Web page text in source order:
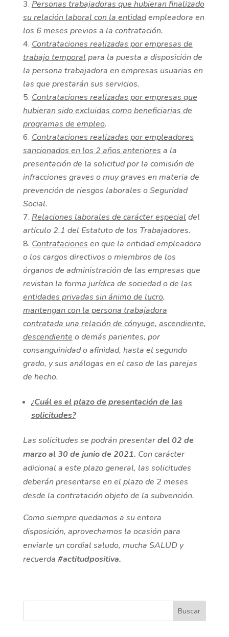
Personas trabajadoras que hubieran finalizado
su relación laboral con la entidadempleadora en
los 6 meses previos a la contratación.
Contrataciones realizadas por empresas de
trabajo temporal para la puesta a disposición de
la persona trabajadora en empresas usuarias en
las que prestarán sus servicios.
Contrataciones realizadas por empresas que
hubieran sido excluidas como beneficiarias de
programas de empleo.
Contrataciones realizadas por empleadores
sancionados en los 2 años anteriores a la
presentación de la solicitud por la comisión de
infracciones graves o muy graves en materia de
prevención de riesgos laborales o Seguridad
Social.
Relaciones laborales de carácter especial del
artículo 2.1 del Estatuto de los Trabajadores.
Contrataciones en que la entidad empleadora
o los cargos directivos o miembros de los
órganos de administración de las empresas que
revistan la forma jurídica de sociedad ode las
entidades privadas sin ánimo de lucro,
mantengan con la persona trabajadora
contratada una relación de cónyuge, ascendiente,
descendiente o demás parientes, por
consanguinidad o afinidad, hasta el segundo
grado, y sus análogas en el caso de las parejas
de hecho.
¿Cuál es el plazo de presentación de las
solicitudes?
Las solicitudes se podrán presentardel 02 de
marzo al 30 de junio de 2021. Con carácter
adicional a este plazo general, las solicitudes
deberán presentarse en el plazo de 2 meses
desde la contratación objeto de la subvención.
Como siempre quedamos a su entera
disposición, aprovechamos la ocasión para
enviarle un cordial saludo, mucha SALUD y
recuerda #actitudpositiva.
Buscar